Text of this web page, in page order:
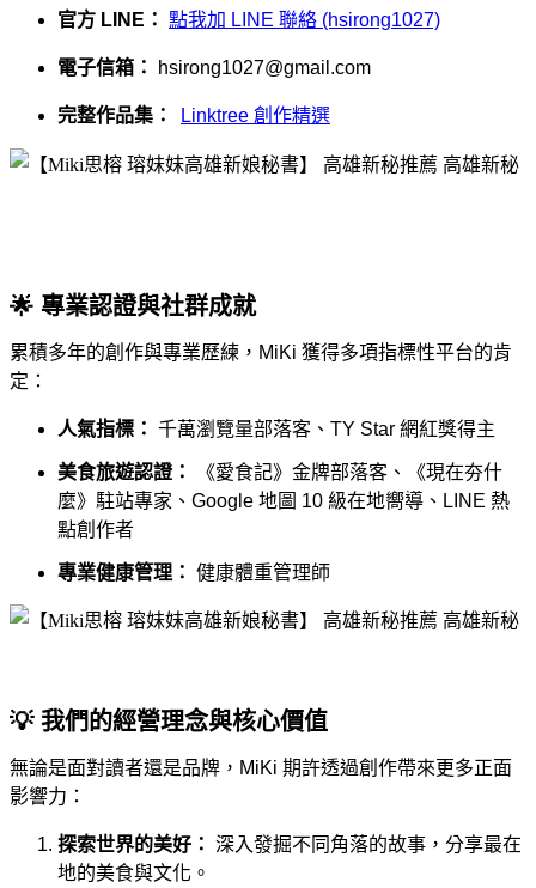
官方 LINE： 點我加 LINE 聯絡 (hsirong1027)
電子信箱： hsirong1027@gmail.com
完整作品集： Linktree 創作精選
🌟 專業認證與社群成就
累積多年的創作與專業歷練，MiKi 獲得多項指標性平台的肯
定：
人氣指標： 千萬瀏覽量部落客、TY Star 網紅獎得主
美食旅遊認證：
《愛食記》金牌部落客、《現在夯什
麼》駐站專家、Google 地圖 10 級在地嚮導、LINE 熱
點創作者
專業健康管理： 健康體重管理師
💡 我們的經營理念與核心價值
無論是面對讀者還是品牌，MiKi 期許透過創作帶來更多正面
影響力：
探索世界的美好： 深入發掘不同角落的故事，分享最在
地的美食與文化。